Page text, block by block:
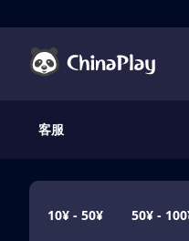
客服
10¥ - 50¥ 50¥ -